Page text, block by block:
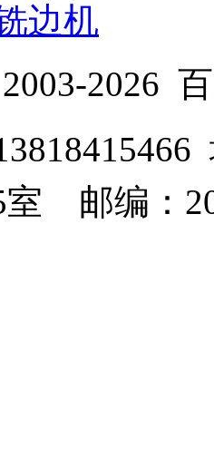
边机
2026 百
邮编：